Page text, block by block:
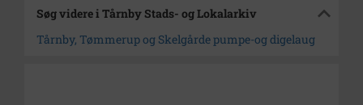
Søg videre i Tårnby Stads- og Lokalarkiv
Tårnby, Tømmerup og Skelgårde pumpe-og digelaug